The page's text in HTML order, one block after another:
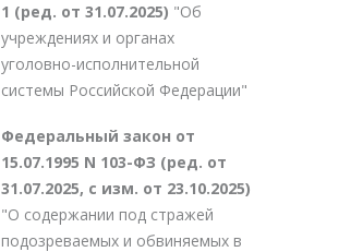
1 (ред. от 31.07.2025) "Об
учреждениях и органах
уголовно-исполнительной
системы Российской Федерации"
Федеральный закон от
15.07.1995 N 103-ФЗ (ред. от
31.07.2025, с изм. от 23.10.2025)
"О содержании под стражей
подозреваемых и обвиняемых в